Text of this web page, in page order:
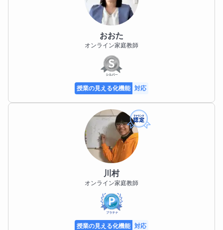
おおた
オンライン家庭教師
授業の見える化機能 対応
川村
オンライン家庭教師
授業の見える化機能 対応